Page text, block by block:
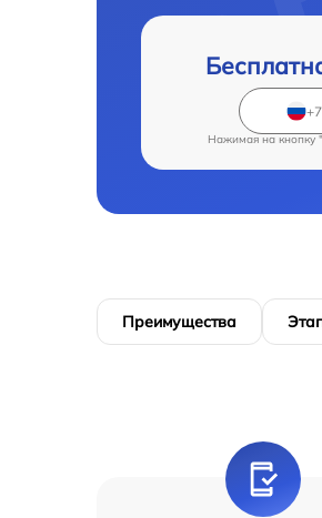
Нажимая на кнопку
Преимущества